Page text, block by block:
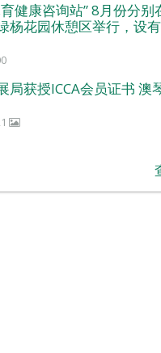
健康咨询站” 8月份分别
杨花园休憩区举行，设
局获授ICCA会员证书 澳